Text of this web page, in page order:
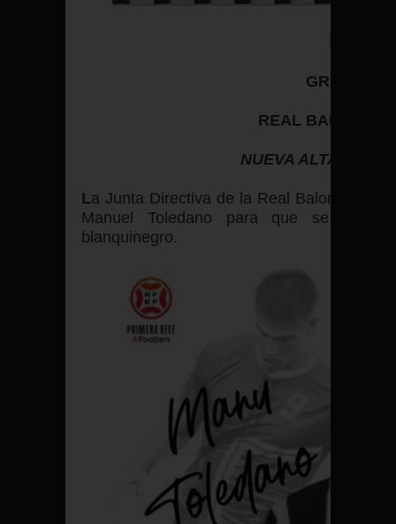
GRUPO
REAL
NUEVA ALTA EN
La Junta Directiva de la Real
Manuel Toledano para que se
blanquinegro.